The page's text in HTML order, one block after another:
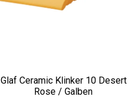
Glaf Ceramic Klinker 10 Desert
Rose / Galben